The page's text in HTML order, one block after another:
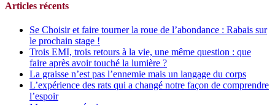
Articles récents
Se Choisir et faire tourner la roue de l’abondance : Rabais sur
le prochain stage !
Trois EMI, trois retours à la vie, une même question : que
faire après avoir touché la lumière ?
La graisse n’est pas l’ennemie mais un langage du corps
L’expérience des rats qui a changé notre façon de comprendre
l’espoir